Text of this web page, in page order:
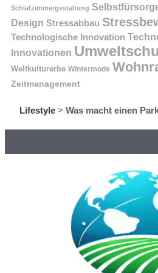
Schlafzimmergestaltung
Design Stressabbau
Technologische Innovation
Innovationen
Weltkulturerbe Wintermode
Zeitmanagement
Lifestyle> Was macht einen